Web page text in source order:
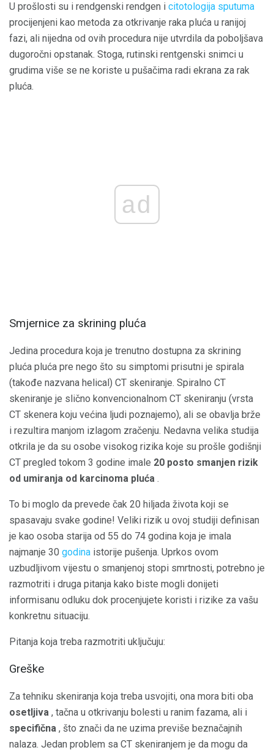
U prošlosti su i rendgenski rendgen i citotologija sputuma
procijenjeni kao metoda za otkrivanje raka pluća u ranijoj
fazi, ali nijedna od ovih procedura nije utvrdila da poboljšava
dugoročni opstanak. Stoga, rutinski rentgenski snimci u
grudima više se ne koriste u pušačima radi ekrana za rak
pluća.
ad
Smjernice za skrining pluća
Jedina procedura koja je trenutno dostupna za skrining
pluća pluća pre nego što su simptomi prisutni je spirala
(takođe nazvana helical) CT skeniranje. Spiralno CT
skeniranje je slično konvencionalnom CT skeniranju (vrsta
CT skenera koju većina ljudi poznajemo), ali se obavlja brže
i rezultira manjom izlagom zračenju. Nedavna velika studija
otkrila je da su osobe visokog rizika koje su prošle godišnji
CT pregled tokom 3 godine imale 20 posto smanjen rizik
od umiranja od karcinoma pluća .
To bi moglo da prevede čak 20 hiljada života koji se
spasavaju svake godine! Veliki rizik u ovoj studiji definisan
je kao osoba starija od 55 do 74 godina koja je imala
najmanje 30 godina istorije pušenja. Uprkos ovom
uzbudljivom vijestu o smanjenoj stopi smrtnosti, potrebno je
razmotriti i druga pitanja kako biste mogli donijeti
informisanu odluku dok procenjujete koristi i rizike za vašu
konkretnu situaciju.
Pitanja koja treba razmotriti uključuju:
Greške
Za tehniku ​​skeniranja koja treba usvojiti, ona mora biti oba
osetljiva , tačna u otkrivanju bolesti u ranim fazama, ali i
specifična , što znači da ne uzima previše beznačajnih
nalaza. Jedan problem sa CT skeniranjem je da mogu da